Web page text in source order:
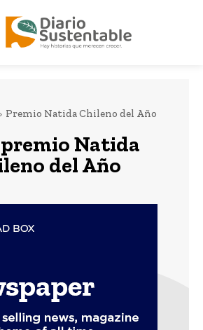
Premio Natida Chileno del Año
premio Natida
del Año